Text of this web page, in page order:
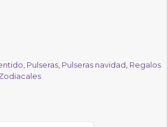
Pulseras Pulseras navidad Regalos